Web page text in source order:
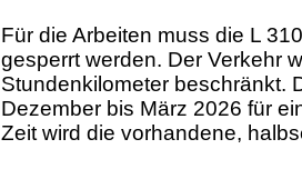
Für die Arbeiten muss die L
gesperrt werden. Der Verkehr
Stundenkilometer beschränkt.
Dezember bis März 2026 für
Zeit wird die vorhandene,